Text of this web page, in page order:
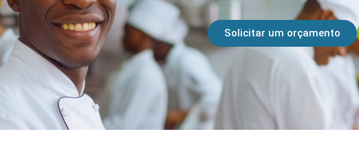
Serviços Segmentos Sistema Contato
Solicitar um orçamento